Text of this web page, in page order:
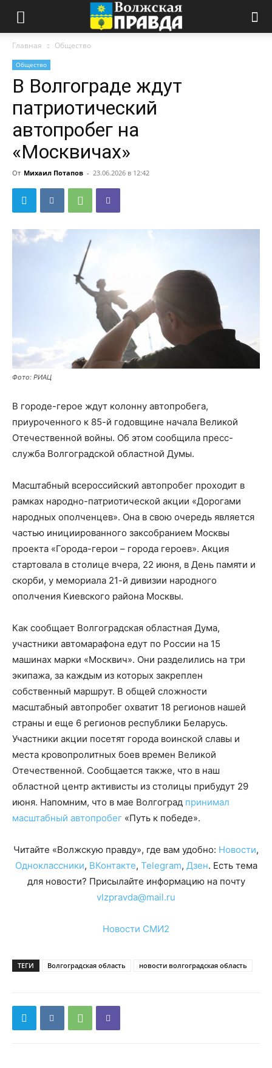
Главная Общество
Общество
В Волгограде ждут
патриотический
автопробег на
«Москвичах»
От Михаил Потапов - 23.06.2026 в 12:42
Фото: РИАЦ
В городе-герое ждут колонну автопробега,
приуроченного к 85-й годовщине начала Великой
Отечественной войны. Об этом сообщила пресс-
служба Волгоградской областной Думы.
Масштабный всероссийский автопробег проходит в
рамках народно-патриотической акции «Дорогами
народных ополченцев». Она в свою очередь является
частью инициированного заксобранием Москвы
проекта «Города-герои – города героев». Акция
стартовала в столице вчера, 22 июня, в День памяти и
скорби, у мемориала 21-й дивизии народного
ополчения Киевского района Москвы.
Как сообщает Волгоградская областная Дума,
участники автомарафона едут по России на 15
машинах марки «Москвич». Они разделились на три
экипажа, за каждым из которых закреплен
собственный маршрут. В общей сложности
масштабный автопробег охватит 18 регионов нашей
страны и еще 6 регионов республики Беларусь.
Участники акции посетят города воинской славы и
места кровопролитных боев времен Великой
Отечественной. Сообщается также, что в наш
областной центр активисты из столицы прибудут 29
июня. Напомним, что в мае Волгоград принимал
масштабный автопробег «Путь к победе».
Читайте «Волжскую правду», где вам удобно: Новости,
Одноклассники, ВКонтакте, Telegram, Дзен. Есть тема
для новости? Присылайте информацию на почту
vlzpravda@mail.ru
Новости СМИ2
ТЕГИ Волгоградская область новости волгоградская область